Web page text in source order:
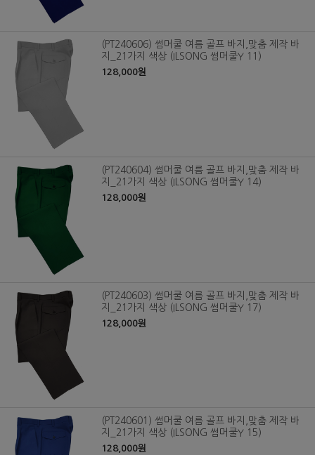
(PT240606) 썸머쿨 여름 골프 바지,맞춤 제작 바
지_21가지 색상 (ILSONG 썸머쿨Y 11)
128,000원
(PT240604) 썸머쿨 여름 골프 바지,맞춤 제작 바
지_21가지 색상 (ILSONG 썸머쿨Y 14)
128,000원
(PT240603) 썸머쿨 여름 골프 바지,맞춤 제작 바
지_21가지 색상 (ILSONG 썸머쿨Y 17)
128,000원
(PT240601) 썸머쿨 여름 골프 바지,맞춤 제작 바
지_21가지 색상 (ILSONG 썸머쿨Y 15)
128,000원